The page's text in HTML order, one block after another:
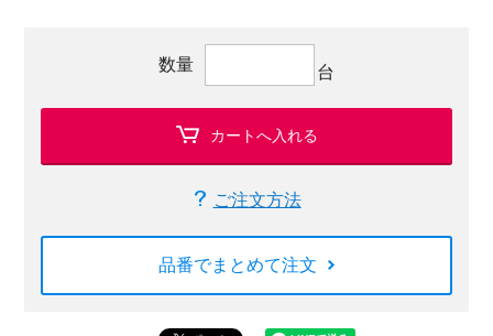
数量 台
カートへ入れる
ご注文方法
品番でまとめて注文